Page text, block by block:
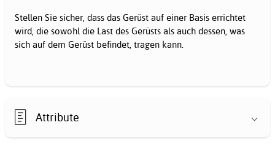
Stellen Sie sicher, dass das Gerüst auf einer Basis errichtet
wird, die sowohl die Last des Gerüsts als auch dessen, was
sich auf dem Gerüst befindet, tragen kann.
Attribute